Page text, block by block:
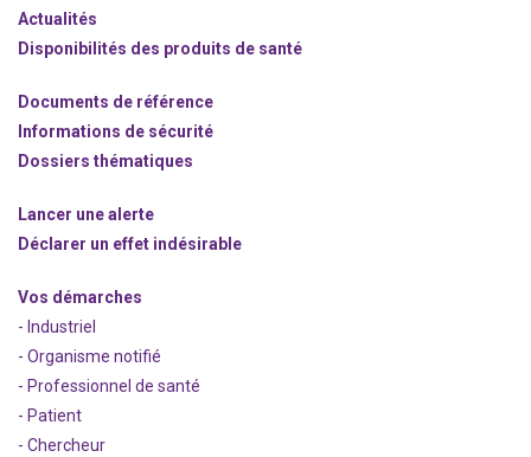
Actualités
Disponibilités des produits de santé
Documents de référence
Informations de sécurité
Dossiers thématiques
Lancer une alerte
Déclarer un effet indésirable
Vos démarches
- Industriel
- Organisme notifié
- Professionnel de santé
- Patient
- Chercheur